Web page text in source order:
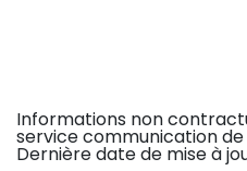
Informations non
service communication de
Dernière date de mise à